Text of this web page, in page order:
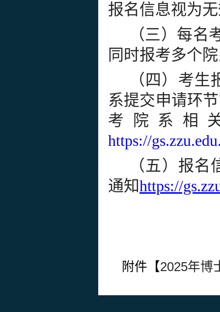
报名信息视为
（三） 每名
同时报考多个
（四） 考生
系提交申请环
考院系相
https://
（五） 报名
通知https://
附件【2025年博